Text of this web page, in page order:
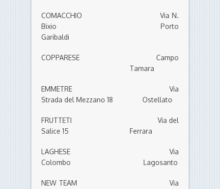
COMACCHIO Via N.
Bixio Porto
Garibaldi
COPPARESE Campo
Tamara
EMMETRE Via
Strada del Mezzano 18 Ostellato
FRUTTETI Via del
Salice 15 Ferrara
LAGHESE Via
Colombo Lagosanto
NEW TEAM Via